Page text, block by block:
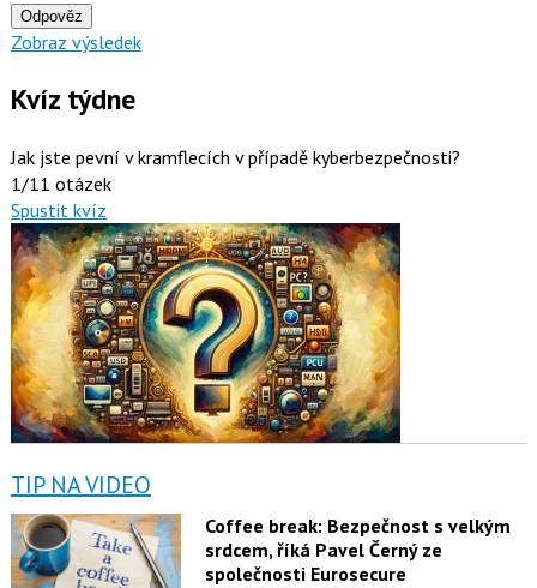
Odpověz
Zobraz výsledek
Kvíz týdne
Jak jste pevní v kramflecích v případě kyberbezpečnosti?
1/11 otázek
Spustit kvíz
TIP NA VIDEO
Coffee break: Bezpečnost s velkým
srdcem, říká Pavel Černý ze
společnosti Eurosecure